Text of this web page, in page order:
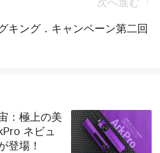
キング．キャンペーン第二回
：極上の美
ネビュ
登場！